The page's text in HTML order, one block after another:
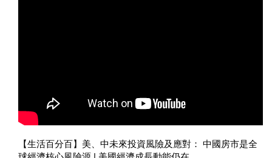
【生活百分百】美、中未來投資風險及應對： 中國房市是全